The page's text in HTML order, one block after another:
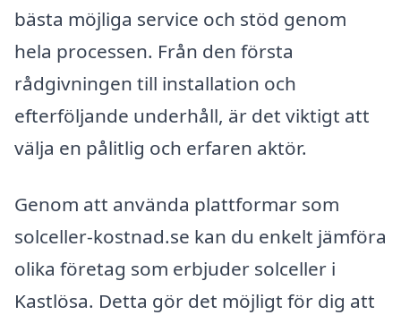
bästa möjliga service och stöd genom
hela processen. Från den första
rådgivningen till installation och
efterföljande underhåll, är det viktigt att
välja en pålitlig och erfaren aktör.
Genom att använda plattformar som
solceller-kostnad.se kan du enkelt jämföra
olika företag som erbjuder solceller i
Kastlösa. Detta gör det möjligt för dig att